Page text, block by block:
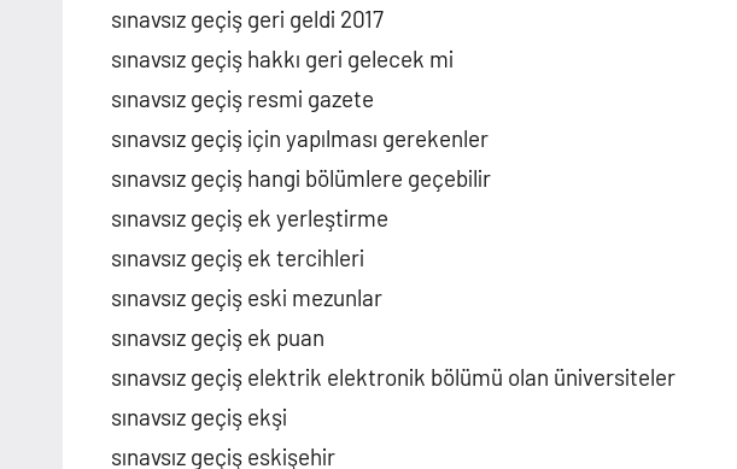
sınavsız geçiş geri geldi 2017
sınavsız geçiş hakkı geri gelecek mi
sınavsız geçiş resmi gazete
sınavsız geçiş için yapılması gerekenler
sınavsız geçiş hangi bölümlere geçebilir
sınavsız geçiş ek yerleştirme
sınavsız geçiş ek tercihleri
sınavsız geçiş eski mezunlar
sınavsız geçiş ek puan
sınavsız geçiş elektrik elektronik bölümü olan üniversiteler
sınavsız geçiş ekşi
sınavsız geçiş eskişehir